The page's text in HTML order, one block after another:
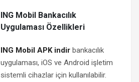
ING Mobil Bankacılık
Uygulaması Özellikleri
ING Mobil APK indirbankacılık
uygulaması, iOS ve Android işletim
sistemli cihazlar için kullanılabilir.